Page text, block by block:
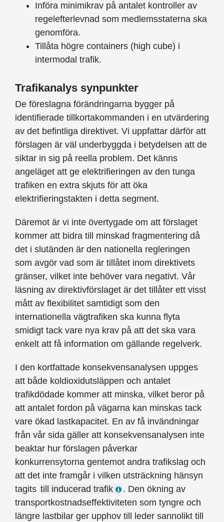
Införa minimikrav på antalet kontroller av
regelefterlevnad som medlemsstaterna ska
genomföra.
Tillåta högre containers (high cube) i
intermodal trafik.
Trafikanalys synpunkter
De föreslagna förändringarna bygger på
identifierade tillkortakommanden i en ut­vär­dering
av det befintliga direktivet. Vi uppfattar därför att
förslagen är väl underbyggda i betydelsen att de
siktar in sig på reella problem. Det känns
angeläget att ge elektri­fieringen av den tunga
trafiken en extra skjuts för att öka
elektrifieringstakten i detta segment.
Däremot är vi inte övertygade om att förslaget
kommer att bidra till minskad frag­ment­ering då
det i slutänden är den nationella regleringen
som avgör vad som är tillåtet inom direktivets
gränser, vilket inte behöver vara negativt. Vår
läsning av direktivförslaget är det tillåter ett visst
mått av flexibilitet samtidigt som den
internationella vägtrafiken ska kunna flyta
smidigt tack vare nya krav på att det ska vara
enkelt att få information om gällande regelverk.
I den kortfattade konsekvensanalysen uppges
att både koldioxidutsläppen och antalet
trafikdödade kommer att minska, vilket beror på
att antalet fordon på vägarna kan minskas tack
vare ökad lastkapacitet. En av få invändningar
från vår sida gäller att konsekvensanalysen inte
beaktar hur förslagen påverkar
konkurrensytorna gentemot andra trafikslag och
att det inte framgår i vilken utsträckning hänsyn
tagits till inducerad trafik
. Den ökning av
transportkostnadseffektiviteten som tyngre och
längre lastbilar ger upphov till leder sannolikt till